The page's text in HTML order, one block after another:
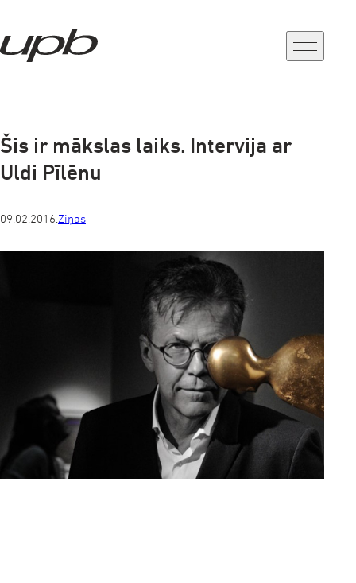
Šis ir mākslas laiks. Intervija ar
Uldi Pīlēnu
09.02.2016. Ziņas